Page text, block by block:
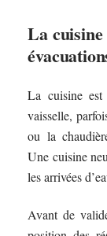
La
La cuisine est
vaisselle,
ou la
Une cuisine
les arrivées
Avant de